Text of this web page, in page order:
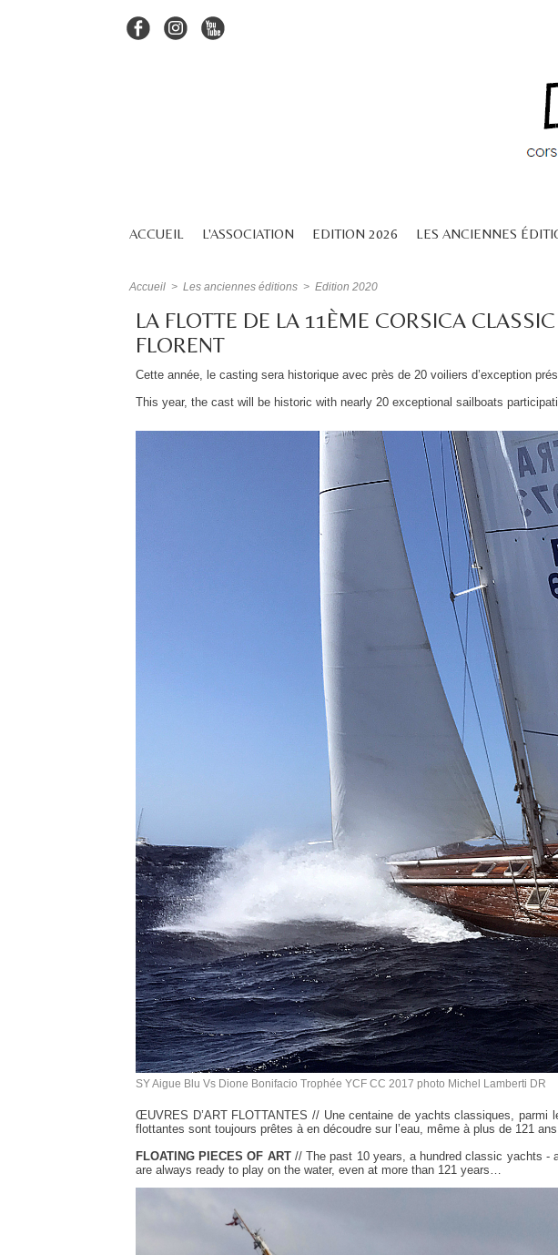
ACCUEIL L'ASSOCIATION EDITION 2026 LES ANCIENNES
Accueil > Les anciennes éditions > Edition 2020
LA FLOTTE DE LA 11ÈME CORSICA
FLORENT
Cette année, le casting sera historique avec près de 20 voiliers d’exception
This year, the cast will be historic with nearly 20 exceptional sailboats
SY Aigue Blu Vs Dione Bonifacio Trophée YCF CC 2017 photo Michel Lamberti DR
ŒUVRES D’ART FLOTTANTES // Une centaine de yachts classiques,
flottantes sont toujours prêtes à en découdre sur l’eau, même à plus de 121
FLOATING PIECES OF ART// The past 10 years, a hundred classic yachts -
are always ready to play on the water, even at more than 121 years…